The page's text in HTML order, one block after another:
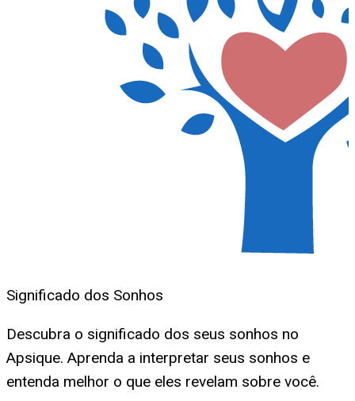
Significado dos Sonhos
Descubra o significado dos seus sonhos no
Apsique. Aprenda a interpretar seus sonhos e
entenda melhor o que eles revelam sobre você.